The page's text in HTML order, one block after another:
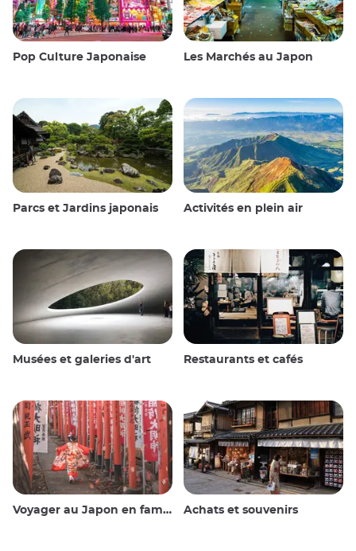
Pop Culture Japonaise Les Marchés au Japon
Parcs et Jardins japonais Activités en plein air
Musées et galeries d'art Restaurants et cafés
Voyager au Japon en famille Achats et souvenirs